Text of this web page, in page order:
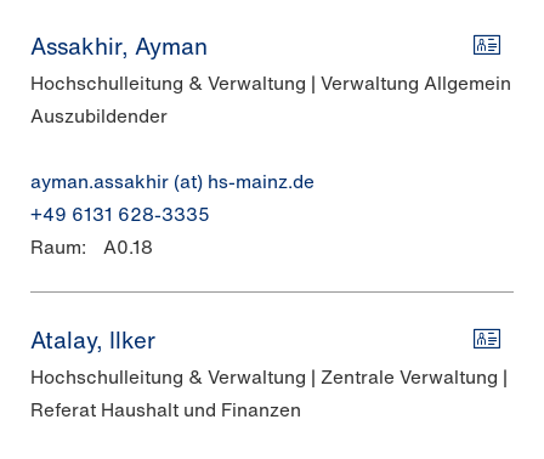
Assakhir, Ayman
Hochschulleitung & Verwaltung | Verwaltung Allgemein
Auszubildender
ayman.assakhir (at) hs-mainz.de
+49 6131 628-3335
Raum:
A0.18
Atalay, Ilker
Hochschulleitung & Verwaltung | Zentrale Verwaltung |
Referat Haushalt und Finanzen